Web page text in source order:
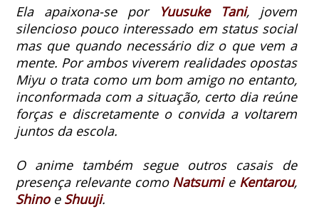
Ela apaixona-se por
Yuusuke Tani, jovem
silencioso pouco interessado em status social
mas que quando necessário diz o que vem a
mente. Por ambos viverem realidades opostas
Miyu o trata como um bom amigo no entanto,
inconformada com a situação, certo dia reúne
forças e discretamente o convida a voltarem
juntos da escola.
O anime também segue outros casais de
presença relevante como Natsumie Kentarou,
Shinoe Shuuji.